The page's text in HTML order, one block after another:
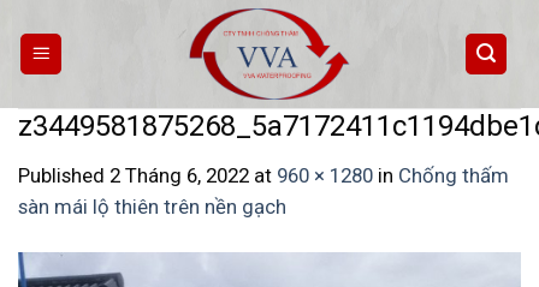
content
Published 2 Tháng 6, 2022 at 960 × 1280 in Chống thấm
sàn mái lộ thiên trên nền gạch